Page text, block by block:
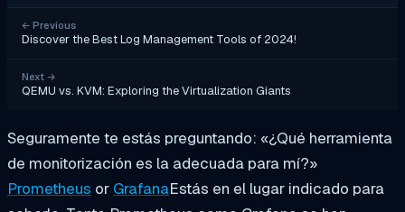
← Previous
Discover the Best Log Management Tools of 2024!
Next →
QEMU vs. KVM: Exploring the Virtualization Giants
Seguramente te estás preguntando: «¿Qué herramienta
de monitorización es la adecuada para mí?»
Prometheus or GrafanaEstás en el lugar indicado para